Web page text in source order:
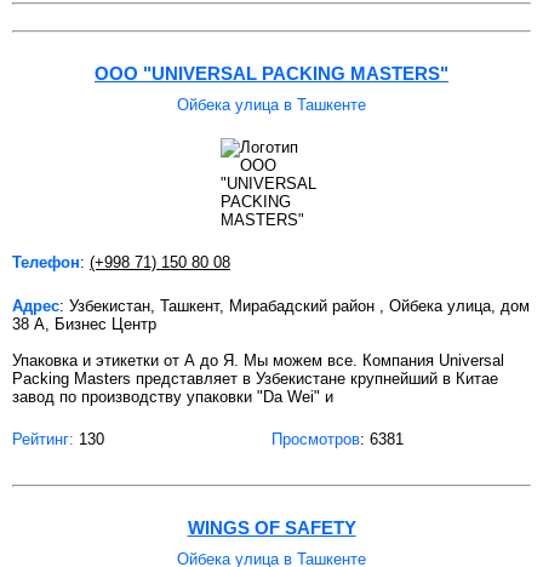
OOO "UNIVERSAL PACKING MASTERS"
Ойбека улица в Ташкенте
Телефон: (+998 71) 150 80 08
Адрес: Узбекистан, Ташкент, Мирабадский район , Ойбека улица, дом
38 А, Бизнес Центр
Упаковка и этикетки от А до Я. Мы можем все. Компания Universal
Packing Masters представляет в Узбекистане крупнейший в Китае
завод по производству упаковки "Da Wei" и
Рейтинг: 130 Просмотров: 6381
WINGS OF SAFETY
Ойбека улица в Ташкенте